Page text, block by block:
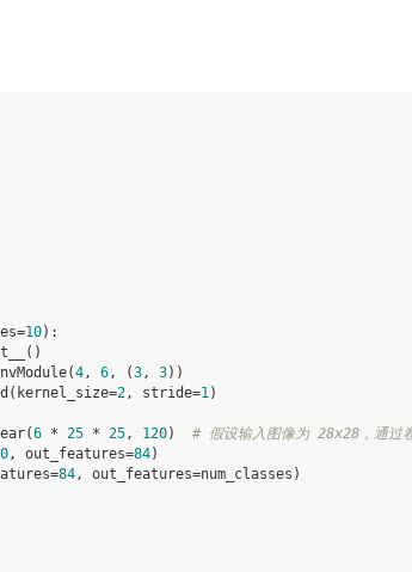
=10):
()
(4, 6, (3, 3))
( kernel_size=2, stride=1)
(6 * 25 * 25, 120)
# 假设输入图像为 28x28，通过
, out_features=84)
=84, out_features=num_classes )